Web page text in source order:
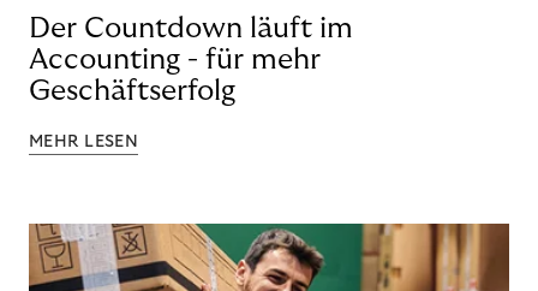
Der Countdown läuft im
Accounting - für mehr
Geschäftserfolg
MEHR LESEN